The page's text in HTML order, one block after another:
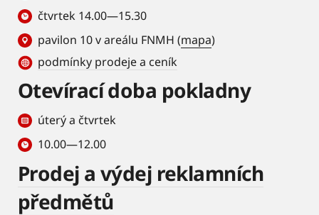
čtvrtek 14.00—15.30
pavilon 10 v areálu FNMH (mapa)
podmínky prodeje a ceník
Otevírací doba pokladny
úterý a čtvrtek
10.00—12.00
Prodej a výdej reklamních
předmětů